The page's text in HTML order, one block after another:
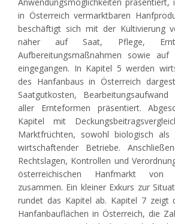
in Österreich vermarktbaren
beschäftigt sich mit der Kultivierung
näher auf Saat, Pflege,
Aufbereitungsmaßnahmen sowie
eingegangen. In Kapitel 5 werden
des Hanfanbaus in Österreich
Saatgutkosten,
aller Ernteformen präsentiert.
Kapitel mit
Marktfrüchten, sowohl biologisch als
wirtschaftender Betriebe.
Rechtslagen, Kontrollen und
österreichischen Hanfmarkt von
zusammen. Ein kleiner Exkurs zur
rundet das Kapitel ab. Kapitel 7 zeigt
Hanfanbauflächen in Österreich, die